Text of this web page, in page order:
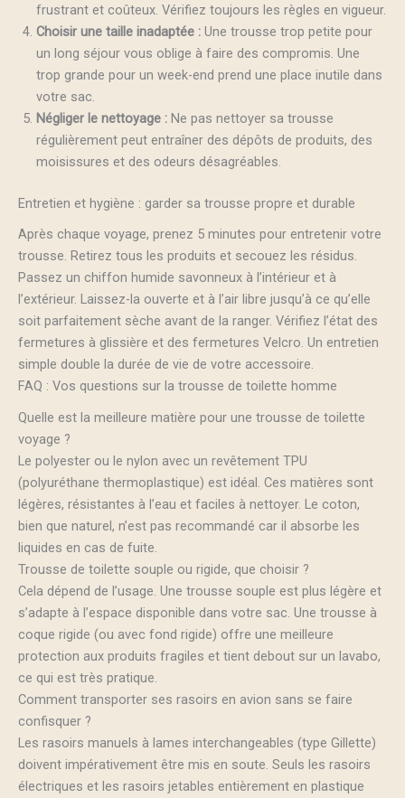
frustrant et coûteux. Vérifiez toujours les règles en vigueur.
Choisir une taille inadaptée : Une trousse trop petite pour
un long séjour vous oblige à faire des compromis. Une
trop grande pour un week-end prend une place inutile dans
votre sac.
Négliger le nettoyage : Ne pas nettoyer sa trousse
régulièrement peut entraîner des dépôts de produits, des
moisissures et des odeurs désagréables.
Entretien et hygiène : garder sa trousse propre et durable
Après chaque voyage, prenez 5 minutes pour entretenir votre
trousse. Retirez tous les produits et secouez les résidus.
Passez un chiffon humide savonneux à l’intérieur et à
l’extérieur. Laissez-la ouverte et à l’air libre jusqu’à ce qu’elle
soit parfaitement sèche avant de la ranger. Vérifiez l’état des
fermetures à glissière et des fermetures Velcro. Un entretien
simple double la durée de vie de votre accessoire.
FAQ : Vos questions sur la trousse de toilette homme
Quelle est la meilleure matière pour une trousse de toilette
voyage ?
Le polyester ou le nylon avec un revêtement TPU
(polyuréthane thermoplastique) est idéal. Ces matières sont
légères, résistantes à l’eau et faciles à nettoyer. Le coton,
bien que naturel, n’est pas recommandé car il absorbe les
liquides en cas de fuite.
Trousse de toilette souple ou rigide, que choisir ?
Cela dépend de l’usage. Une trousse souple est plus légère et
s’adapte à l’espace disponible dans votre sac. Une trousse à
coque rigide (ou avec fond rigide) offre une meilleure
protection aux produits fragiles et tient debout sur un lavabo,
ce qui est très pratique.
Comment transporter ses rasoirs en avion sans se faire
confisquer ?
Les rasoirs manuels à lames interchangeables (type Gillette)
doivent impérativement être mis en soute. Seuls les rasoirs
électriques et les rasoirs jetables entièrement en plastique